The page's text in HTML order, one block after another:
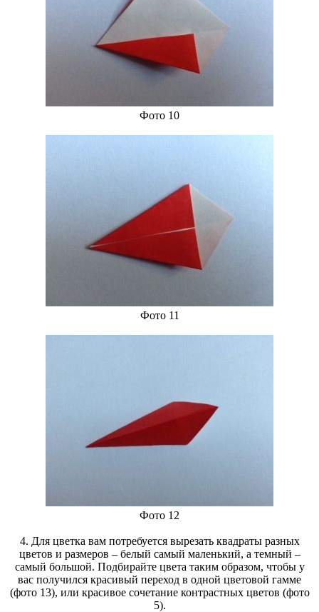
Фото 10
Фото 11
Фото 12
4. Для цветка вам потребуется вырезать квадраты разных
цветов и размеров – белый самый маленький, а темный –
самый большой. Подбирайте цвета таким образом, чтобы у
вас получился красивый переход в одной цветовой гамме
(фото 13), или красивое сочетание контрастных цветов (фото
5).